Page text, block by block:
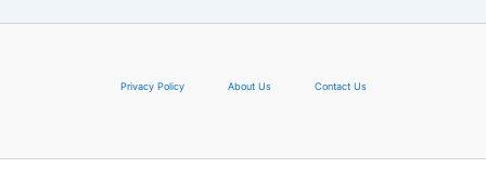
Privacy Policy About Us Contact Us